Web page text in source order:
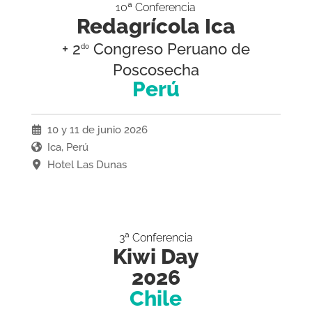
10ª Conferencia
Redagrícola Ica
+ 2doCongreso Peruano de
Poscosecha
Perú
10 y 11 de junio 2026
Ica, Perú
Hotel Las Dunas
3ª Conferencia
Kiwi Day
2026
Chile